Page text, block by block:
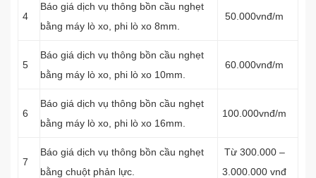
4
Báo giá dịch vụ thông bồn cầu nghẹt
bằng máy lò xo, phi lò xo 8mm.
50.000vnđ/m
5
Báo giá dịch vụ thông bồn cầu nghẹt
bằng máy lò xo, phi lò xo 10mm.
60.000vnđ/m
6
Báo giá dịch vụ thông bồn cầu nghẹt
bằng máy lò xo, phi lò xo 16mm.
100.000vnđ/m
7
Báo giá dịch vụ thông bồn cầu nghẹt
bằng chuột phản lực.
Từ 300.000 –
3.000.000 vnđ